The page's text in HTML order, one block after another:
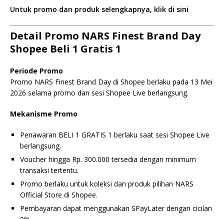
Untuk promo dan produk selengkapnya, klik di sini
Detail Promo NARS Finest Brand Day
Shopee Beli 1 Gratis 1
Periode Promo
Promo NARS Finest Brand Day di Shopee berlaku pada 13 Mei
2026 selama promo dan sesi Shopee Live berlangsung.
Mekanisme Promo
Penawaran BELI 1 GRATIS 1 berlaku saat sesi Shopee Live
berlangsung.
Voucher hingga Rp. 300.000 tersedia dengan minimum
transaksi tertentu.
Promo berlaku untuk koleksi dan produk pilihan NARS
Official Store di Shopee.
Pembayaran dapat menggunakan SPayLater dengan cicilan